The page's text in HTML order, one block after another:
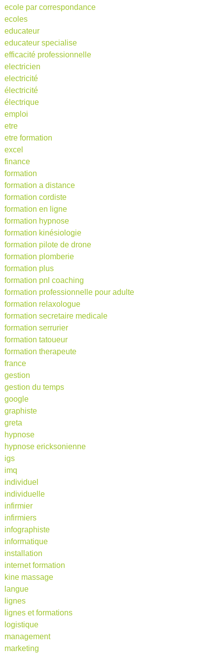
ecole par correspondance
ecoles
educateur
educateur specialise
efficacité professionnelle
electricien
electricité
électricité
électrique
emploi
etre
etre formation
excel
finance
formation
formation a distance
formation cordiste
formation en ligne
formation hypnose
formation kinésiologie
formation pilote de drone
formation plomberie
formation plus
formation pnl coaching
formation professionnelle pour adulte
formation relaxologue
formation secretaire medicale
formation serrurier
formation tatoueur
formation therapeute
france
gestion
gestion du temps
google
graphiste
greta
hypnose
hypnose ericksonienne
igs
imq
individuel
individuelle
infirmier
infirmiers
infographiste
informatique
installation
internet formation
kine massage
langue
lignes
lignes et formations
logistique
management
marketing